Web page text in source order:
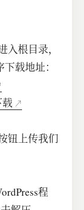
根目录，
载地址：
载
钮上传我们
程